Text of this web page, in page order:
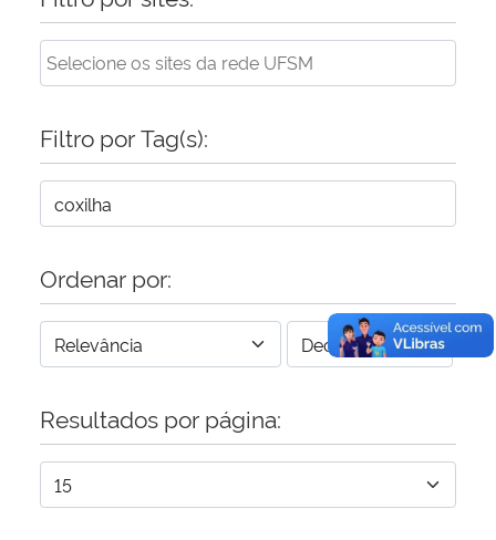
Filtro por Tag(s):
Ordenar por:
Resultados por página: